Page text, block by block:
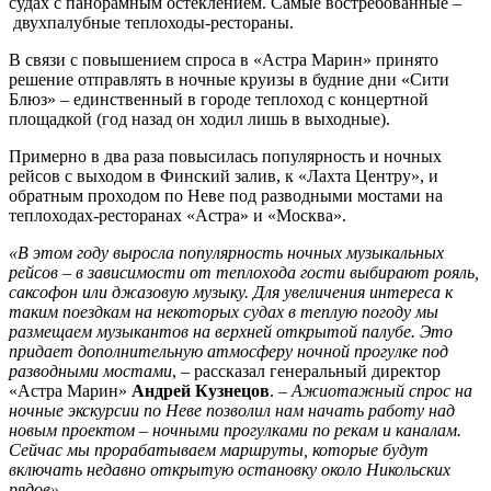
двухпалубные теплоходы-рестораны.
В связи с повышением спроса в «Астра Марин» принято
решение отправлять в ночные круизы в будние дни «Сити
Блюз» – единственный в городе теплоход с концертной
площадкой (год назад он ходил лишь в выходные).
Примерно в два раза повысилась популярность и ночных
рейсов с выходом в Финский залив, к «Лахта Центру», и
обратным проходом по Неве под разводными мостами на
теплоходах-ресторанах «Астра» и «Москва».
«В этом году выросла популярность ночных музыкальных
рейсов – в зависимости от теплохода гости выбирают рояль,
саксофон или джазовую музыку. Для увеличения интереса к
таким поездкам на некоторых судах в теплую погоду мы
размещаем музыкантов на верхней открытой палубе. Это
придает дополнительную атмосферу ночной прогулке под
разводными мостами, – рассказал генеральный директор
«Астра Марин» Андрей Кузнецов. –Ажиотажный спрос на
ночные экскурсии по Неве позволил нам начать работу над
новым проектом – ночными прогулками по рекам и каналам.
Сейчас мы прорабатываем маршруты, которые будут
включать недавно открытую остановку около Никольских